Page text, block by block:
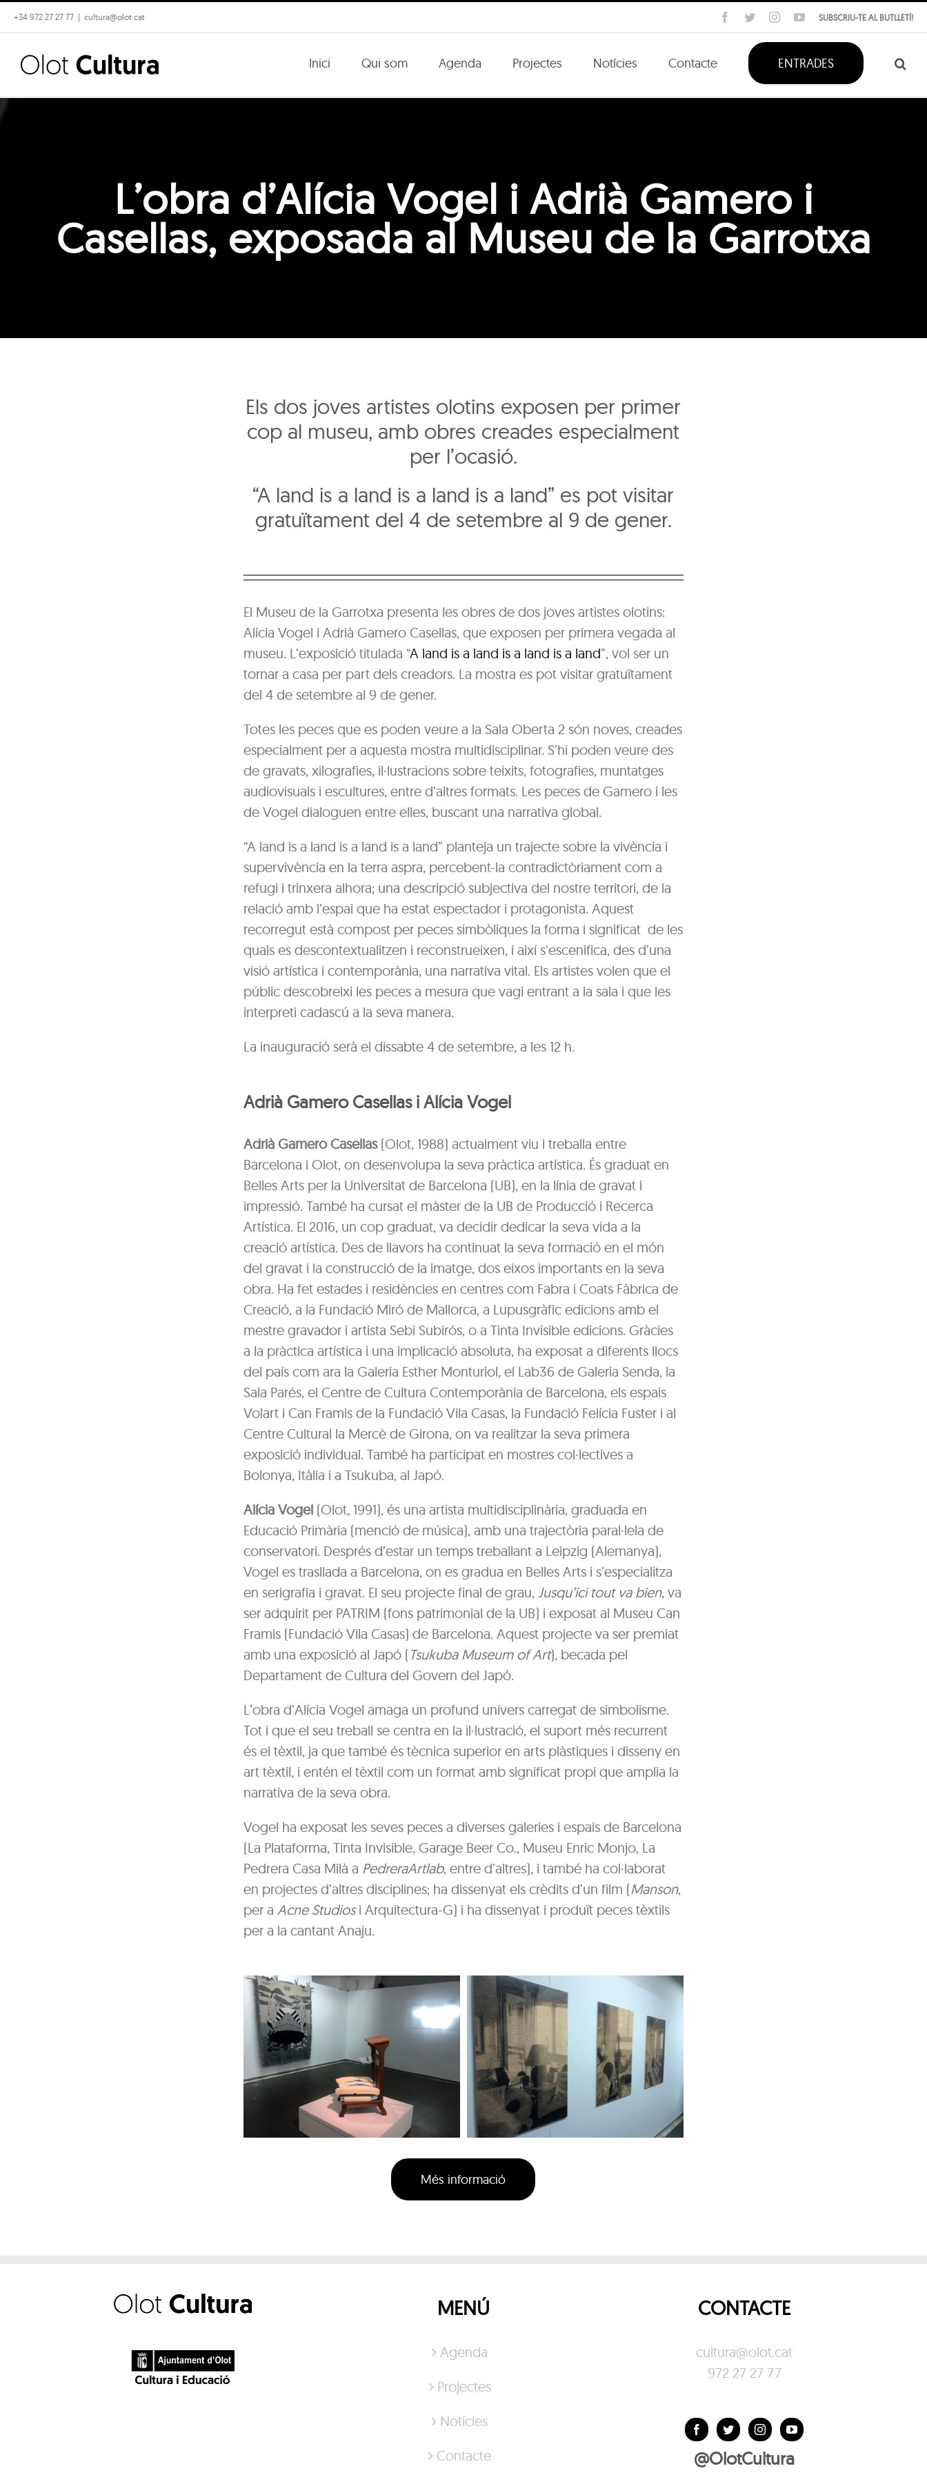
Skip
to
content
+34 972 27 27 77 | cultura@olot.cat SUBSCRIU-TE AL BUTLLETÍ!
Facebook
TwitterInstagramYouTube
Inici Qui som Agenda Projectes Notícies Contacte ENTRADES
L’obra d’Alícia Vogel i Adrià Gamero i
Casellas, exposada al Museu de la Garrotxa
Els dos joves artistes olotins exposen per primer
cop al museu, amb obres creades especialment
per l’ocasió.
“A land is a land is a land is a land” es pot visitar
gratuïtament del 4 de setembre al 9 de gener.
El Museu de la Garrotxa presenta les obres de dos joves artistes olotins:
Alícia Vogel i Adrià Gamero Casellas, que exposen per primera vegada al
museu. L’exposició titulada “A land is a land is a land is a land”, vol ser un
tornar a casa per part dels creadors. La mostra es pot visitar gratuïtament
del 4 de setembre al 9 de gener.
Totes les peces que es poden veure a la Sala Oberta 2 són noves, creades
especialment per a aquesta mostra multidisciplinar. S’hi poden veure des
de gravats, xilografies, il·lustracions sobre teixits, fotografies, muntatges
audiovisuals i escultures, entre d’altres formats. Les peces de Gamero i les
de Vogel dialoguen entre elles, buscant una narrativa global.
“A land is a land is a land is a land” planteja un trajecte sobre la vivència i
supervivència en la terra aspra, percebent-la contradictòriament com a
refugi i trinxera alhora; una descripció subjectiva del nostre territori, de la
relació amb l’espai que ha estat espectador i protagonista. Aquest
recorregut està compost per peces simbòliques la forma i significat de les
quals es descontextualitzen i reconstrueixen, i així s’escenifica, des d’una
visió artística i contemporània, una narrativa vital. Els artistes volen que el
públic descobreixi les peces a mesura que vagi entrant a la sala i que les
interpreti cadascú a la seva manera.
La inauguració serà el dissabte 4 de setembre, a les 12 h.
Adrià Gamero Casellas i Alícia Vogel
Adrià Gamero Casellas(Olot, 1988) actualment viu i treballa entre
Barcelona i Olot, on desenvolupa la seva pràctica artística. És graduat en
Belles Arts per la Universitat de Barcelona (UB), en la línia de gravat i
impressió. També ha cursat el màster de la UB de Producció i Recerca
Artística. El 2016, un cop graduat, va decidir dedicar la seva vida a la
creació artística. Des de llavors ha continuat la seva formació en el món
del gravat i la construcció de la imatge, dos eixos importants en la seva
obra. Ha fet estades i residències en centres com Fabra i Coats Fàbrica de
Creació, a la Fundació Miró de Mallorca, a Lupusgràfic edicions amb el
mestre gravador i artista Sebi Subirós, o a Tinta Invisible edicions. Gràcies
a la pràctica artística i una implicació absoluta, ha exposat a diferents llocs
del país com ara la Galeria Esther Monturiol, el Lab36 de Galeria Senda, la
Sala Parés, el Centre de Cultura Contemporània de Barcelona, els espais
Volart i Can Framis de la Fundació Vila Casas, la Fundació Felícia Fuster i al
Centre Cultural la Mercè de Girona, on va realitzar la seva primera
exposició individual. També ha participat en mostres col·lectives a
Bolonya, Itàlia i a Tsukuba, al Japó.
Alícia Vogel (Olot, 1991), és una artista multidisciplinària, graduada en
Educació Primària (menció de música), amb una trajectòria paral·lela de
conservatori. Després d’estar un temps treballant a Leipzig (Alemanya),
Vogel es trasllada a Barcelona, on es gradua en Belles Arts i s’especialitza
en serigrafia i gravat. El seu projecte final de grau,Jusqu’ici tout va bien, va
ser adquirit per PATRIM (fons patrimonial de la UB) i exposat al Museu Can
Framis (Fundació Vila Casas) de Barcelona. Aquest projecte va ser premiat
amb una exposició al Japó (Tsukuba Museum of Art), becada pel
Departament de Cultura del Govern del Japó.
L’obra d’Alícia Vogel amaga un profund univers carregat de simbolisme.
Tot i que el seu treball se centra en la il·lustració, el suport més recurrent
és el tèxtil, ja que també és tècnica superior en arts plàstiques i disseny en
art tèxtil, i entén el tèxtil com un format amb significat propi que amplia la
narrativa de la seva obra.
Vogel ha exposat les seves peces a diverses galeries i espais de Barcelona
(La Plataforma, Tinta Invisible, Garage Beer Co., Museu Enric Monjo, La
Pedrera Casa Milà a PedreraArtlab, entre d’altres), i també ha col·laborat
en projectes d’altres disciplines; ha dissenyat els crèdits d’un film (Manson,
per aAcne Studiosi Arquitectura-G) i ha dissenyat i produït peces tèxtils
per a la cantant Anaju.
Més informació
MENÚ
Agenda
Projectes
Notícies
Contacte
CONTACTE
cultura@olot.cat
972 27 27 77
@OlotCultura